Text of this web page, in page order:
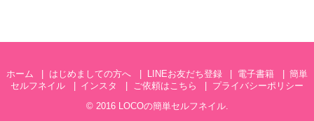
ホーム はじめましての方へ LINEお友だち登録 電子書籍
簡単
セルフネイル
インスタ ご依頼はこちら
プライバシーポリシー
© 2016 LOCOの簡単セルフネイル.